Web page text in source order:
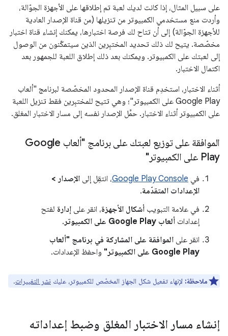
على سبيل المثال، إذا كانت لديك لعبة تم إطلاقها على الأجهزة الجوّالة،
وأردت منع مستخدمي الكمبيوتر من تنزيلها (من قناة الإصدار العادية
للأجهزة الجوّالة) إلى أن تتاح لك فرصة اختبارها، يمكنك إنشاء قناة اختبار
مخصّصة. يتيح لك ذلك تحديد المختبِرين الذين سيتمكّنون من الوصول
إلى لعبتك على الكمبيوتر. ويمكنك بعد ذلك إطلاق اللعبة للجمهور بعد
اكتمال الاختبار.
أثناء الاختبار، استخدِم قناة الإصدار المحدود المخصّصة لبرنامج "ألعاب
Google Play على الكمبيوتر"؛ وهي تتيح للمختبِرين فقط تنزيل اللعبة
على الكمبيوتر أثناء الاختبار. حمِّل الإصدار نفسه إلى مسار الاختبار المغلق.
الموافقة على توزيع لعبتك على برنامج "ألعاب Google
Play على الكمبيوتر"
في Google Play Console، انتقِل إلى الإصدار >
الإعدادات المتقدّمة.
في علامة التبويب أشكال الأجهزة، انقر على إدارة لفتح
إعدادات ألعاب Google Play على الكمبيوتر
.
انقر على الموافقة على المشاركة في برنامج "ألعاب
Google Play على الكمبيوتر"
واحفظ الإعدادات.
ملاحظة: لإنهاء تفعيل شكل الجهاز المخصّص للكمبيوتر، عليك نشر التغييرات.
إنشاء مسار الاختبار المغلق وضبط إعداداته